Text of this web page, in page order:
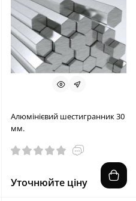
Алюмінієвий шестигранник 30
мм.
Уточнюйте ціну